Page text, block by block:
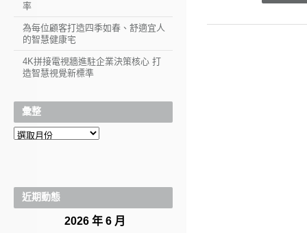
率
為每位顧客打造四季如春、舒適宜人
的智慧健康宅
4K拼接電視牆進駐企業決策核心 打
造智慧視覺新標準
彙整
彙
近期動態
2026 年 6 月